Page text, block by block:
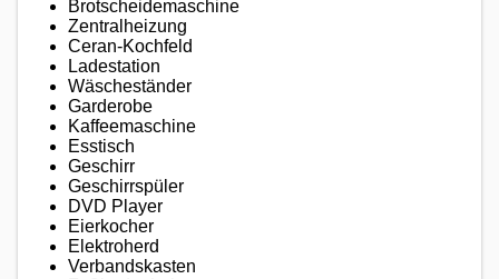
Brotscheidemaschine
Zentralheizung
Ceran-Kochfeld
Ladestation
Wäscheständer
Garderobe
Kaffeemaschine
Esstisch
Geschirr
Geschirrspüler
DVD Player
Eierkocher
Elektroherd
Verbandskasten